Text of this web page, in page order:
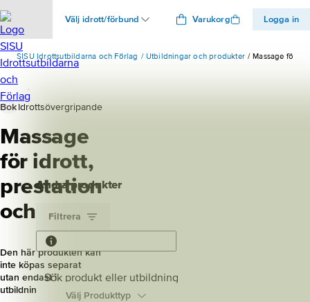
Välj idrott/förbund Varukorg Logga in
SISU Idrottsutbildarna och Förlag Utbildningar och produkter Massage för
BokIdrottsövergripande
Massage
för idrott,
prestation
och hälsa
Den här produkten kan
inte köpas separat
utan endast i
utbildningspaket
Andra produkter
Filtrera
Sök produkt eller utbildning
Välj Produkttyp